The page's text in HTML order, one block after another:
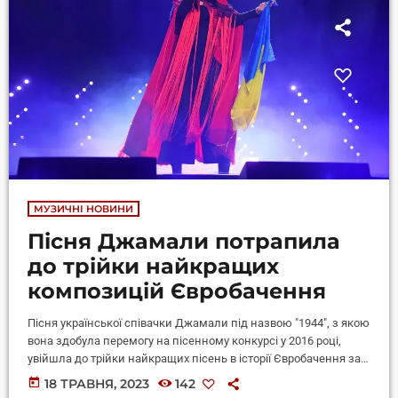
МУЗИЧНІ НОВИНИ
Пісня Джамали потрапила
до трійки найкращих
композицій Євробачення
Пісня української співачки Джамали під назвою "1944", з якою
вона здобула перемогу на пісенному конкурсі у 2016 році,
увійшла до трійки найкращих пісень в історії Євробачення за
версією британського видання The Guardian. Британське
видання The Guardian склало список найкращих пісень
today 18 ТРАВНЯ, 2023 142